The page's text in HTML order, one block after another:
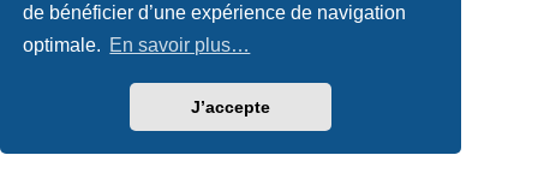
de bénéficier d’une expérience de navigation
optimale. En savoir plus…
J’accepte